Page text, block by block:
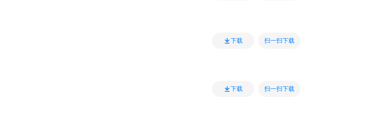
下载 扫一扫下载
下载 扫一扫下载